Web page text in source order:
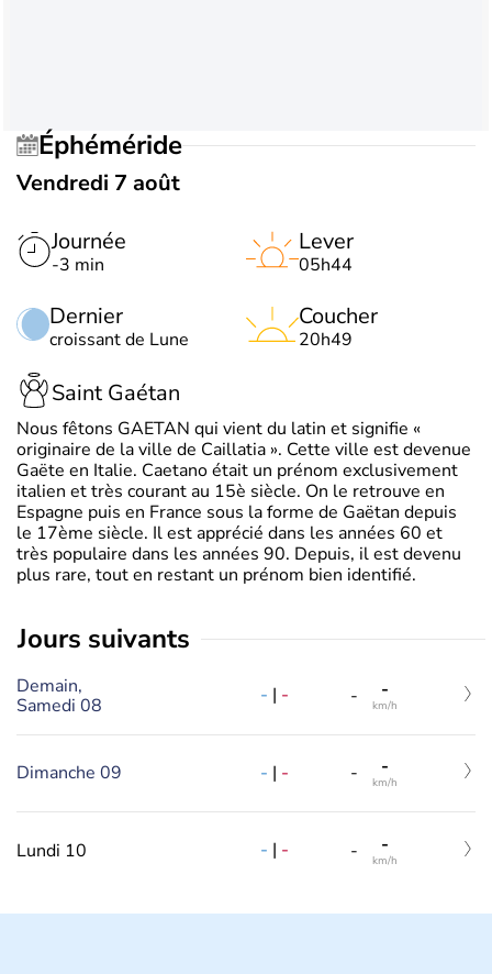
Éphéméride
Vendredi 7 août
Journée
-3 min
Dernier
croissant de Lune
Lever
05h44
Coucher
20h49
Saint Gaétan
Nous fêtons GAETAN qui vient du latin et signifie «
originaire de la ville de Caillatia ». Cette ville est devenue
Gaëte en Italie. Caetano était un prénom exclusivement
italien et très courant au 15è siècle. On le retrouve en
Espagne puis en France sous la forme de Gaëtan depuis
le 17ème siècle. Il est apprécié dans les années 60 et
très populaire dans les années 90. Depuis, il est devenu
plus rare, tout en restant un prénom bien identifié.
jours suivants
Demain,
Samedi 08
- | - - -
km/h
Dimanche 09 - | - - -
km/h
Lundi 10 - | - - -
km/h